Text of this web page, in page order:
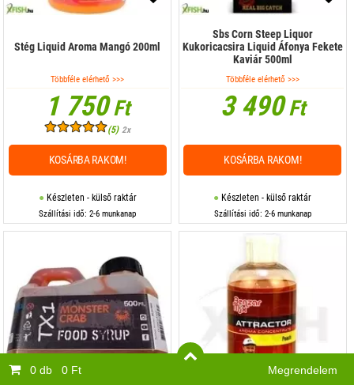
Stég Liquid Aroma Mangó 200ml
Többféle elérhető >>>
1 750Ft
(5) 2x
Készleten - külső raktár
Szállítási idő: 2-6 munkanap
KOSÁRBA RAKOM!
Sbs Corn Steep Liquor
Kukoricacsira Liquid Áfonya Fekete
Kaviár 500ml
Többféle elérhető >>>
3 490Ft
Készleten - külső raktár
Szállítási idő: 2-6 munkanap
KOSÁRBA RAKOM!
0 db 0 Ft Megrendelem